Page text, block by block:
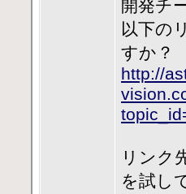
開発チ
以下の
すか？
http://
リンク
を試し